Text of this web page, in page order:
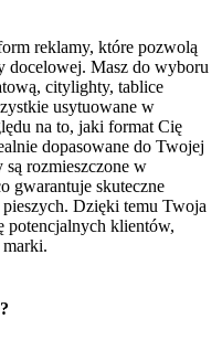
reklamy, które pozwolą
docelowej. Masz do wyboru
citylighty, tablice
usytuowane w
na to, jaki format Cię
dopasowane do Twojej
rozmieszczone w
gwarantuje skuteczne
Dzięki temu Twoja
potencjalnych klientów,